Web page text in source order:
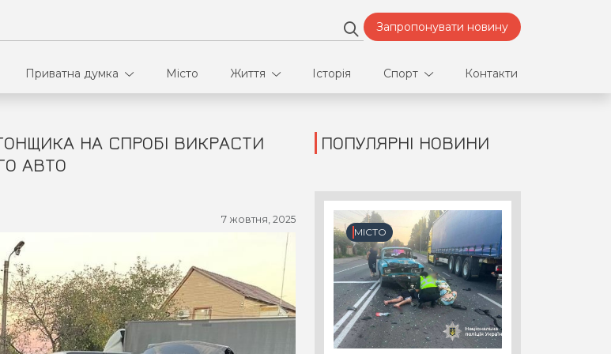
Запропонувати новину
Приватна думка
В кулуарах
Місто Життя
Відео
Партнери
Історія Спорт
Футбол
Контакти
НА СПРОБІ ВИКРАСТИ
АВТО
7 жовтня, 2025
ПОПУЛЯРНІ НОВИНИ
МІСТО